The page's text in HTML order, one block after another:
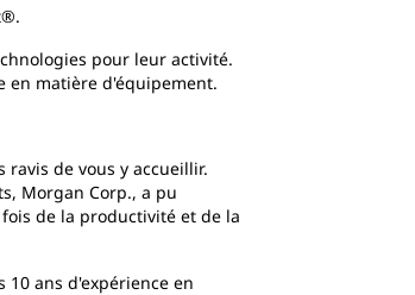
pour leur activité.
en matière d'équipement.
de vous y accueillir.
Morgan Corp., a pu
de la productivité et de la
ans d'expérience en